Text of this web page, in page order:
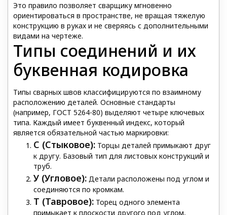
Это правило позволяет сварщику мгновенно
ориентироваться в пространстве, не вращая тяжелую
конструкцию в руках и не сверяясь с дополнительными
видами на чертеже.
Типы соединений и их
буквенная кодировка
Типы сварных швов классифицируются по взаимному
расположению деталей. Основные стандарты
(например, ГОСТ 5264-80) выделяют четыре ключевых
типа. Каждый имеет буквенный индекс, который
является обязательной частью маркировки:
С (Стыковое): Торцы деталей примыкают друг
к другу. Базовый тип для листовых конструкций и
труб.
У (Угловое): Детали расположены под углом и
соединяются по кромкам.
Т (Тавровое): Торец одного элемента
примыкает к плоскости другого под углом,